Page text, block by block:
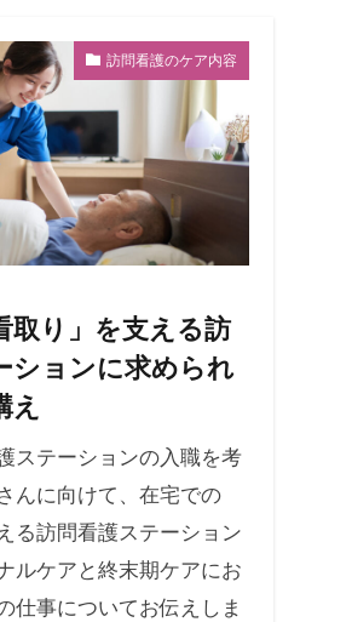
訪問看護のケア内容
取り」を支える訪
ションに求められ
え
ステーションの入職を考
んに向けて、在宅での
る訪問看護ステーション
ルケアと終末期ケアにお
仕事についてお伝えしま